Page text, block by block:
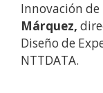
Innovación de
Márquez,
Diseño de
NTTDATA.